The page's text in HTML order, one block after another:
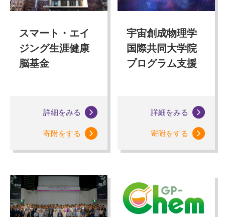
スマート・エイ
ジング生涯健康
脳基金
詳細をみる
寄附をする
宇宙創成物理学
国際共同大学院
プログラム支援
詳細をみる
寄附をする